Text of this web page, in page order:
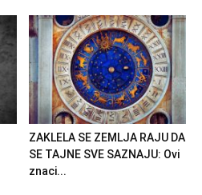
ZAKLELA SE ZEMLJA RAJU DA
SE TAJNE SVE SAZNAJU: Ovi
znaci...